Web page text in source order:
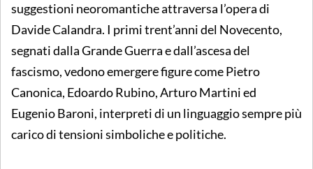
suggestioni neoromantiche attraversa l’opera di
Davide Calandra. I primi trent’anni del Novecento,
segnati dalla Grande Guerra e dall’ascesa del
fascismo, vedono emergere figure come Pietro
Canonica, Edoardo Rubino, Arturo Martini ed
Eugenio Baroni, interpreti di un linguaggio sempre più
carico di tensioni simboliche e politiche.